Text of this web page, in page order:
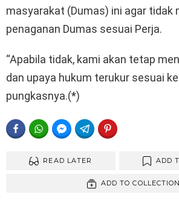
masyarakat (Dumas) ini agar tidak
penaganan Dumas sesuai Perja.
“Apabila tidak, kami akan tetap
dan upaya hukum terukur sesuai
pungkasnya.(*)
FACEBOOKWHATSAPPFACEBOOK MESSENGER
TELEGRAM
READ LATER ADD
ADD TO COLLECTION